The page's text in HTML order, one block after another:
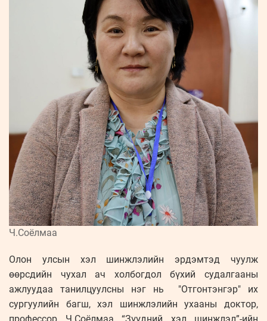
Ч.Соёлмаа
Олон улсын хэл шинжлэлийн эрдэмтэд чуулж
өөрсдийн чухал ач холбогдол бүхий судалгааны
ажлуудаа танилцуулсны нэг нь "Отгонтэнгэр" их
сургуулийн багш, хэл шинжлэлийн ухааны доктор,
профессор Ч.Соёлмаа “Зүүдний хэл шинжлэл”-ийн